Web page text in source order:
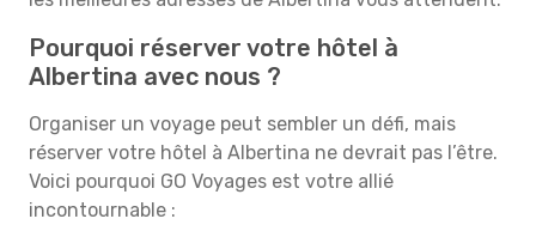
Pourquoi réserver votre hôtel à
Albertina avec nous ?
Organiser un voyage peut sembler un défi, mais
réserver votre hôtel à Albertina ne devrait pas l’être.
Voici pourquoi GO Voyages est votre allié
incontournable :